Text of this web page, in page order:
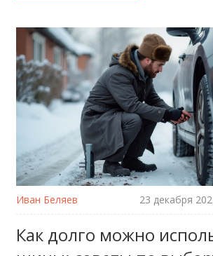
Иван Беляев 23 декабря
Как долго можно